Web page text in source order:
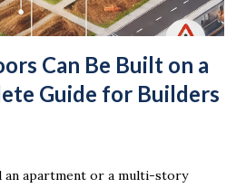
Can Be Built on a
Guide for Builders
an apartment or a multi-story